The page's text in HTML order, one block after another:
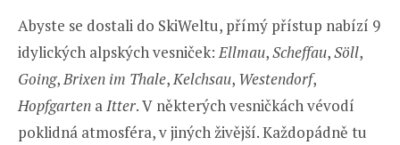
Abyste se dostali do SkiWeltu, přímý přístup nabízí 9
idylických alpských vesniček:Ellmau,Scheffau,Söll,
Going,Brixen im Thale,Kelchsau, Westendorf,
Hopfgarten aItter. V některých vesničkách vévodí
poklidná atmosféra, v jiných živější. Každopádně tu